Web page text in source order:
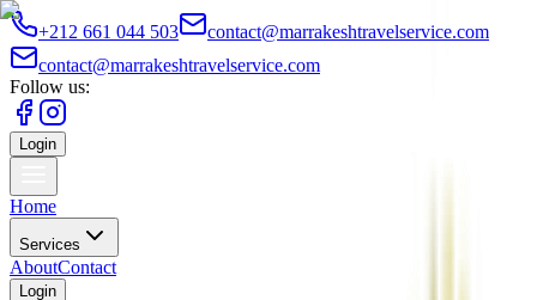
+212 661 044 503
contact@marrakeshtravelservice.com
contact@marrakeshtravelservice.com
Follow us:
Login
Home
Services
AboutContact
Login